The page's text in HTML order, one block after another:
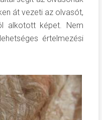
át vezeti az olvasót,
alkotott képet. Nem
értelmezési